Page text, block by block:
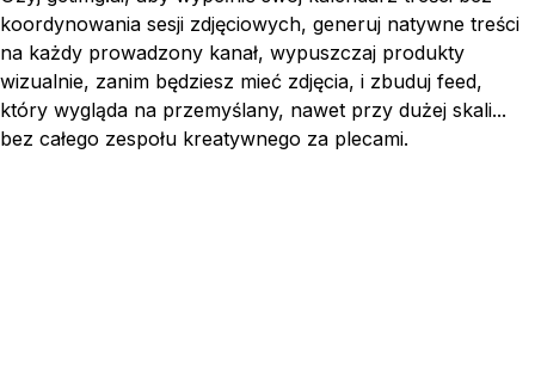
koordynowania sesji zdjęciowych, generuj natywne treści
na każdy prowadzony kanał, wypuszczaj produkty
wizualnie, zanim będziesz mieć zdjęcia, i zbuduj feed,
który wygląda na przemyślany, nawet przy dużej skali...
bez całego zespołu kreatywnego za plecami.